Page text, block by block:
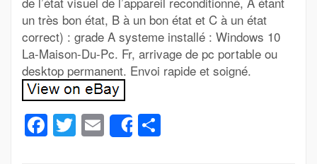
un très bon état, B à un bon état et C à un état
correct) : grade A systeme installé : Windows 10
La-Maison-Du-Pc. Fr, arrivage de pc portable ou
desktop permanent. Envoi rapide et soigné.
Facebook
Twitter
Email
Share